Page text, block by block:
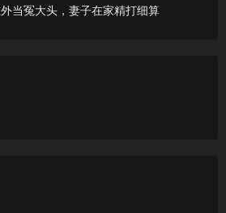
当冤大头，妻子在家精打细算